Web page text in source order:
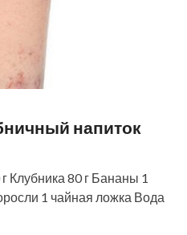
напиток
Клубника 80 г Бананы 1
1 чайная ложка Вода